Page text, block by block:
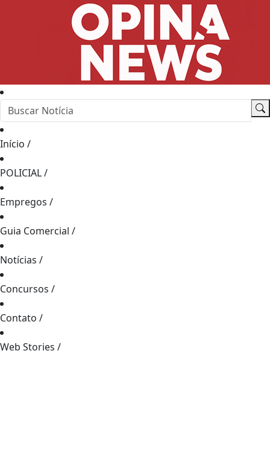
Início /
POLICIAL/
Empregos /
Guia Comercial /
Notícias /
Concursos /
Contato /
Web Stories /